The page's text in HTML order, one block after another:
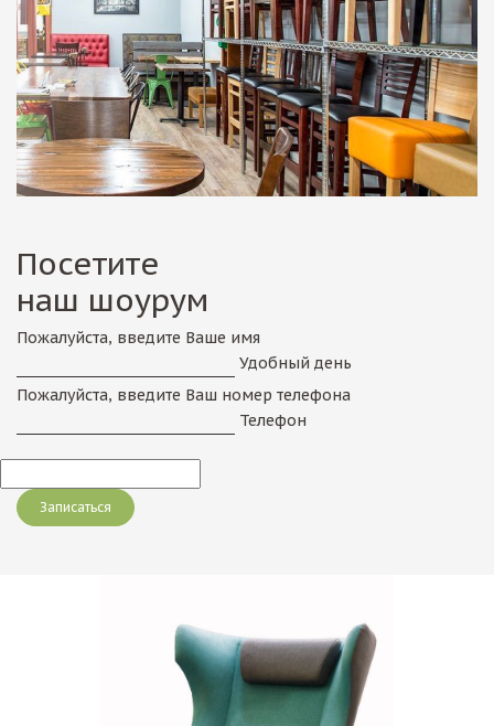
Посетите
наш шоурум
Пожалуйста, введите Ваше имя
Удобный день
Пожалуйста, введите Ваш номер телефона
Телефон